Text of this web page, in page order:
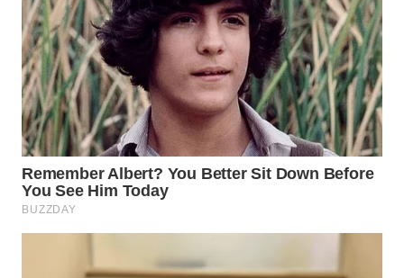
WN
LABUHANBATU
WN
TAPANULI
TENGAH
WN DELI
SERDANG